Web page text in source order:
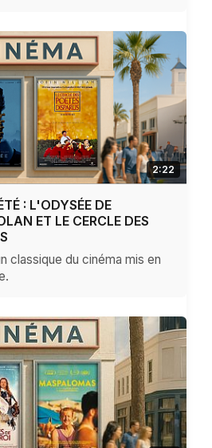
2:22
: L'ODYSÉE DE
ET LE CERCLE DES
classique du cinéma mis en